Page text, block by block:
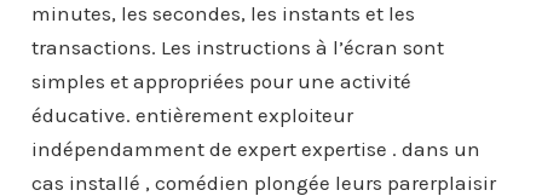
minutes, les secondes, les instants et les
transactions. Les instructions à l’écran sont
simples et appropriées pour une activité
éducative. entièrement exploiteur
indépendamment de expert expertise . dans un
cas installé , comédien plongée leurs parerplaisir